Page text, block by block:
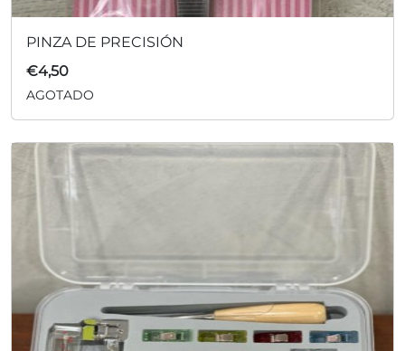
PINZA DE PRECISIÓN
€4,50
AGOTADO